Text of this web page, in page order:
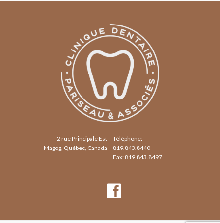
Téléphone:
819.843.8440
Fax: 819.843.8497
2 rue Principale Est
Magog, Québec, Canada